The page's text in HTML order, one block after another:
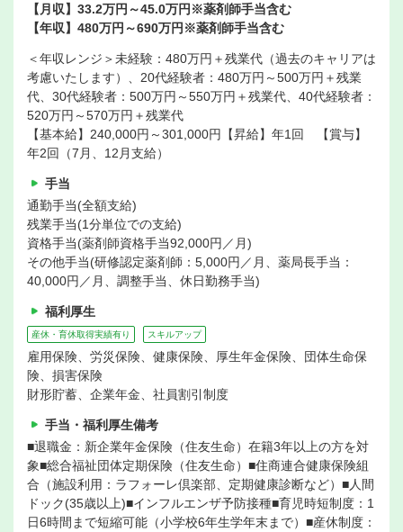
【月収】33.2万円～45.0万円※薬剤師手当含む
【年収】480万円～690万円※薬剤師手当含む
＜年収レンジ＞未経験：480万円＋残業代（過去のキャリアは
考慮いたします）、20代経験者：480万円～500万円＋残業
代、30代経験者：500万円～550万円＋残業代、40代経験者：
520万円～570万円＋残業代
【基本給】240,000円～301,000円【昇給】年1回 【賞与】
年2回（7月、12月支給）
手当
通勤手当(全額支給)
残業手当(1分単位での支給)
資格手当(薬剤師資格手当92,000円／月)
その他手当(研修認定薬剤師：5,000円／月、薬局長手当：
40,000円／月、調整手当、休日勤務手当)
福利厚生
産休・育休取得実績有り スキルアップ
雇用保険、労災保険、健康保険、厚生年金保険、団体生命保
険、損害保険
財形貯蓄、企業年金、社員割引制度
手当・福利厚生備考
■退職金：新企業年金保険（住友生命）在籍3年以上の方を対
象■総合福祉団体定期保険（住友生命）■住商連合健康保険組
合（施設利用：ラフォーレ倶楽部、定期健康診断など）■人間
ドック(35歳以上)■インフルエンザ予防接種■育児時短制度：1
日6時間まで短縮可能（小学校6年生学年末まで）■産休制度：